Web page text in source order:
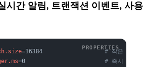
시간 알림, 트랜잭션 이벤트, 사용
=16384 # 작은 배치(기
=0 # 즉시 전송